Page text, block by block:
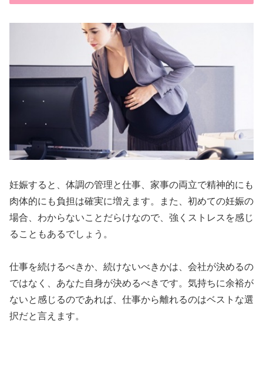
妊娠すると、体調の管理と仕事、家事の両立で精神的にも
肉体的にも負担は確実に増えます。また、初めての妊娠の
場合、わからないことだらけなので、強くストレスを感じ
ることもあるでしょう。
仕事を続けるべきか、続けないべきかは、会社が決めるの
ではなく、あなた自身が決めるべきです。気持ちに余裕が
ないと感じるのであれば、仕事から離れるのはベストな選
択だと言えます。